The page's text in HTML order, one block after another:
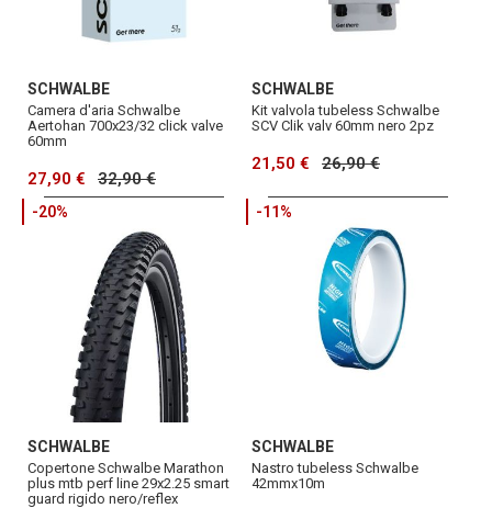
SCHWALBE
Camera d'aria Schwalbe
Aertohan 700x23/32 click valve
60mm
27,90 € 32,90 €
SCHWALBE
Kit valvola tubeless Schwalbe
SCV Clik valv 60mm nero 2pz
21,50 € 26,90 €
-20%
SCHWALBE
Copertone Schwalbe Marathon
plus mtb perf line 29x2.25 smart
guard rigido nero/reflex
-11%
SCHWALBE
Nastro tubeless Schwalbe
42mmx10m